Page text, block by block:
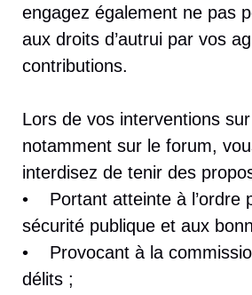
engagez également ne pas
aux droits d’autrui par vos
contributions.
Lors de vos interventions
notamment sur le forum,
interdisez de tenir des
• Portant atteinte à l’ordre
sécurité publique et aux
• Provocant à la
délits ;